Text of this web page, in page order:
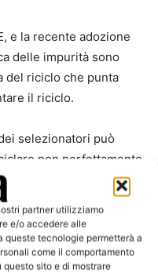
partner utilizziamo
e/o accedere alle
queste tecnologie permetterà a
come il comportamento
sito e di mostrare
e la recente adozione
delle impurità sono
del riciclo che punta
il riciclo.
selezionatori può
non perfettamente
Ciò può
e quindi anche con
raccolte differenziate
nuove direttive in
necessariamente